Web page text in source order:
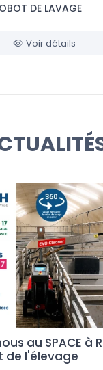
DE LAVAGE
Voir détails
au SPACE à
de l'élevage